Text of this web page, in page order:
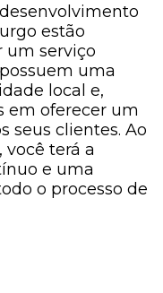
estão
um serviço
uma
local e,
em oferecer um
seus clientes. Ao
terá a
e uma
o processo de